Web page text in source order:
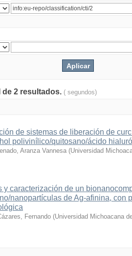
de 2 resultados. ( segundos)
de sistemas de liberación de
polivinílico/quitosano/ácido
Aranza Vannesa (Universidad
y caracterización de un
nanopartículas de Ag-afinina, con
Fernando (Universidad Michoacana